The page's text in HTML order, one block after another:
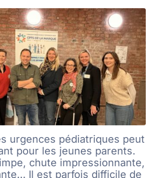
urgences pédiatriques peut
pour les jeunes parents.
chute impressionnante,
Il est parfois difficile de